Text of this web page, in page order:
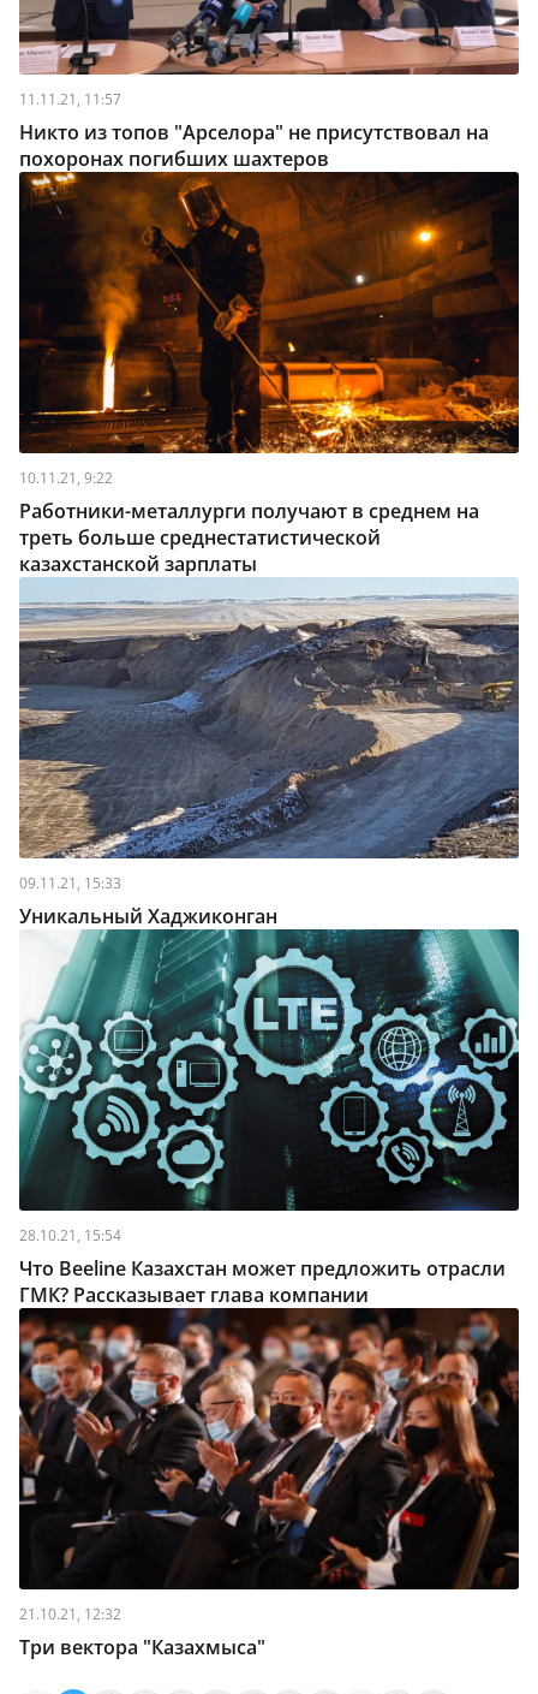
11.11.21, 11:57
Никто из топов "Арселора" не присутствовал на
похоронах погибших шахтеров
10.11.21, 9:22
Работники-металлурги получают в среднем на
треть больше среднестатистической
казахстанской зарплаты
09.11.21, 15:33
Уникальный Хаджиконган
28.10.21, 15:54
Что Beeline Казахстан может предложить отрасли
ГМК? Рассказывает глава компании
21.10.21, 12:32
Три вектора "Казахмыса"